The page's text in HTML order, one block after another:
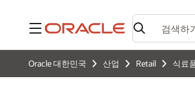
메뉴
Oracle 대한민국 산업 Retail 식료